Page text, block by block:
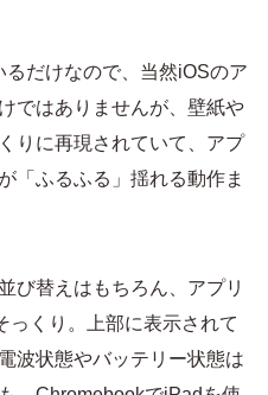
だけなので、当然iOSのア
ではありませんが、壁紙や
りに再現されていて、アプ
「ふるふる」揺れる動作ま
び替えはもちろん、アプリ
っくり。上部に表示されて
波状態やバッテリー状態は